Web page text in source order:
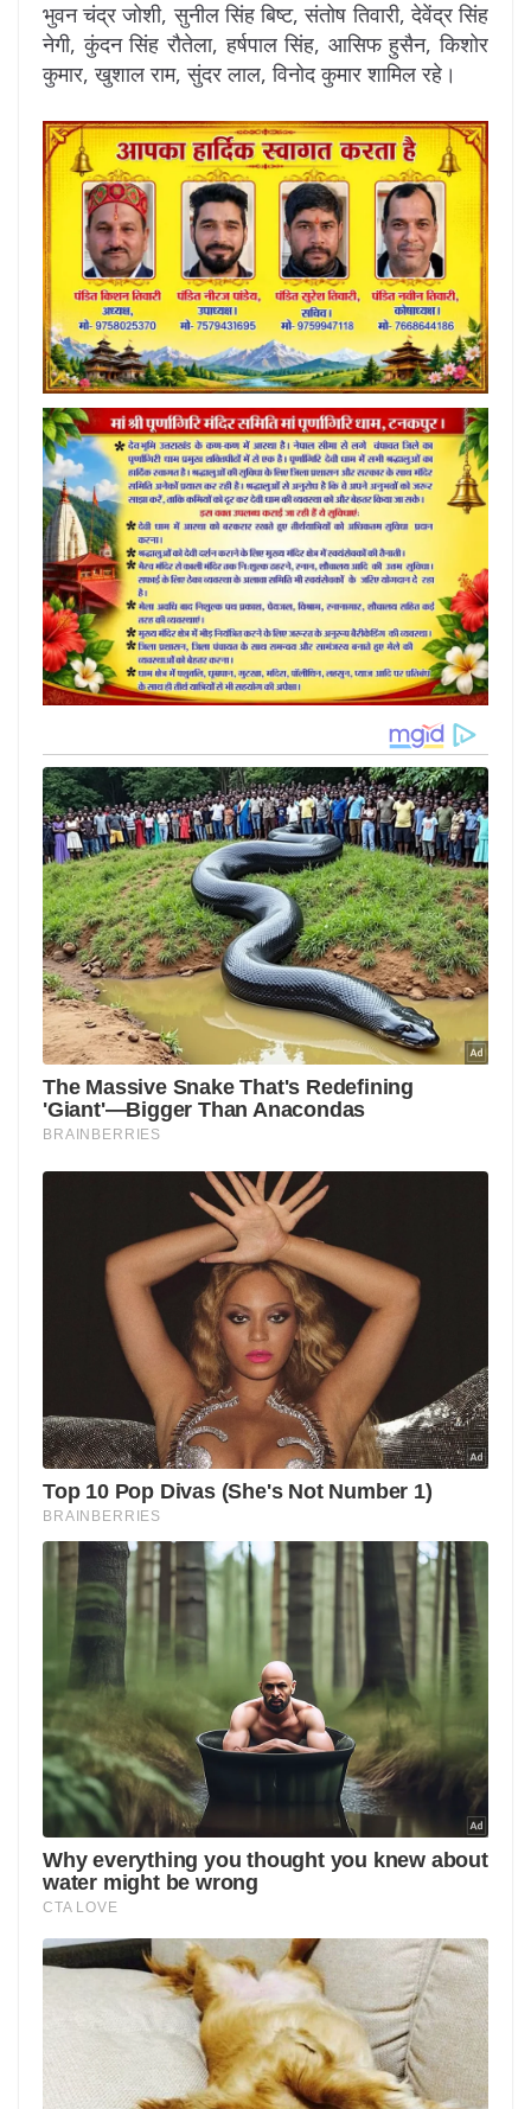
भुवन चंद्र जोशी, सुनील सिंह बिष्ट, संतोष तिवारी, देवेंद्र सिंह
नेगी, कुंदन सिंह रौतेला, हर्षपाल सिंह, आसिफ हुसैन, किशोर
कुमार, खुशाल राम, सुंदर लाल, विनोद कुमार शामिल रहे।